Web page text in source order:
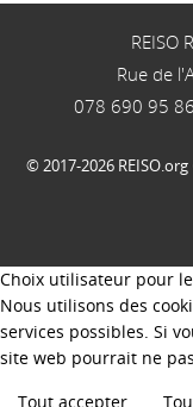
REISO
Rue de
078 690 95 86
© 2017-2026 REISO.org
Choix utilisateur pour
Nous utilisons des
services possibles. Si
site web pourrait ne
Tout accepter